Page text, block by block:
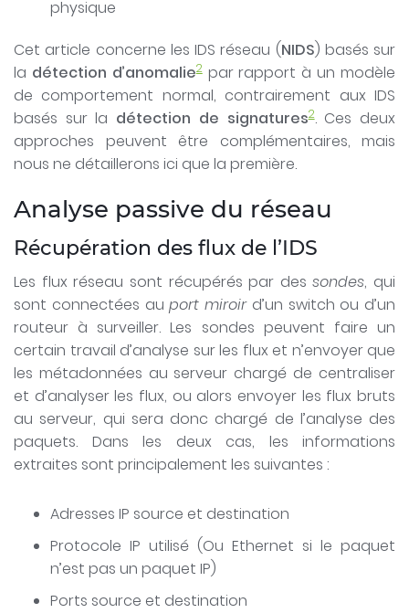
physique
Cet article concerne les IDS réseau (NIDS) basés sur
la détection d’anomalie2par rapport à un modèle
de comportement normal, contrairement aux IDS
basés sur la détection de signatures2. Ces deux
approches peuvent être complémentaires, mais
nous ne détaillerons ici que la première.
Analyse passive du réseau
Récupération des flux de l’IDS
Les flux réseau sont récupérés par dessondes, qui
sont connectées auport miroird’un switch ou d’un
routeur à surveiller. Les sondes peuvent faire un
certain travail d’analyse sur les flux et n’envoyer que
les métadonnées au serveur chargé de centraliser
et d’analyser les flux, ou alors envoyer les flux bruts
au serveur, qui sera donc chargé de l’analyse des
paquets. Dans les deux cas, les informations
extraites sont principalement les suivantes :
Adresses IP source et destination
Protocole IP utilisé (Ou Ethernet si le paquet
n’est pas un paquet IP)
Ports source et destination